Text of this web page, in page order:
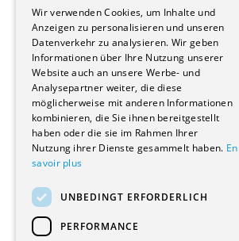
Immobilienverwaltungsgesellschaften
Stockwerkeigentum
Reportagen
Wohnungen
Renovierungen
Innere Umbauten
Gastgewerbe und Tourismus
Verwaltungsgebäude und Geschäfte
Schuleinrichtungen
Medizinische Einrichtungen
Kultur - Sport - Freizeit
Industrie - Handwerk
Transport und Parkplätze
Wir verwenden Cookies, um Inhalte und
Anzeigen zu personalisieren und unseren
Datenverkehr zu analysieren. Wir geben
Informationen über Ihre Nutzung unserer
Website auch an unsere Werbe- und
Analysepartner weiter, die diese
möglicherweise mit anderen Informationen
kombinieren, die Sie ihnen bereitgestellt
haben oder die sie im Rahmen Ihrer
Nutzung ihrer Dienste gesammelt haben. En
savoir plus
UNBEDINGT ERFORDERLICH
PERFORMANCE